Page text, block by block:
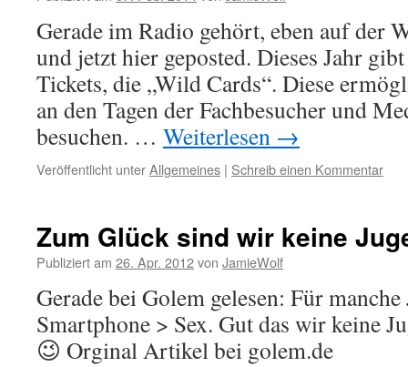
Gerade im Radio gehört, eben auf der
und jetzt hier geposted. Dieses Jahr
Tickets, die „Wild Cards“. Diese
an den Tagen der Fachbesucher und
besuchen. … Weiterlesen →
Veröffentlicht unterAllgemeines | Schreib einen Kommentar
Zum Glück sind wir keine
Publiziert am 26. Apr. 2012von JamieWolf
Gerade bei Golem gelesen: Für
Smartphone > Sex. Gut das wir keine
😉 Orginal Artikel bei golem.de